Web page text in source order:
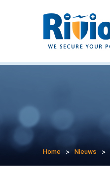
Home > Nieuws >